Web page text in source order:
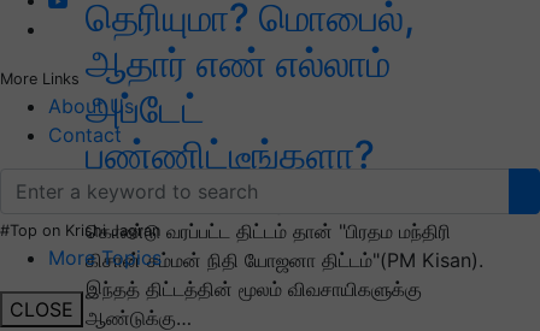
More Links
About Us
Contact
#Top on Krishi Jagran
More Topics
CLOSE
தெரியுமா? மொபைல்,
ஆதார் எண் எல்லாம்
அப்டேட்
பண்ணிட்டீங்களா?
நலிவடைந்த விவசாயிகளுக்கு உதவுவதற்காக
கொண்டு வரப்பட்ட திட்டம் தான் "பிரதம மந்திரி
கிசான் சம்மன் நிதி யோஜனா திட்டம்"(PM Kisan).
இந்தத் திட்டத்தின் மூலம் விவசாயிகளுக்கு
ஆண்டுக்கு…